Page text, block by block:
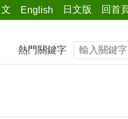
English 日文版 回首
熱門關鍵字